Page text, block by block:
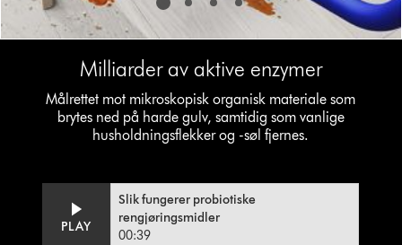
Milliarder av aktive enzymer
Målrettet mot mikroskopisk organisk materiale som
brytes ned på harde gulv, samtidig som vanlige
husholdningsflekker og -søl fjernes.
Transcript
OpenPLAY
Slik fungerer probiotiske
rengjøringsmidler
00:39